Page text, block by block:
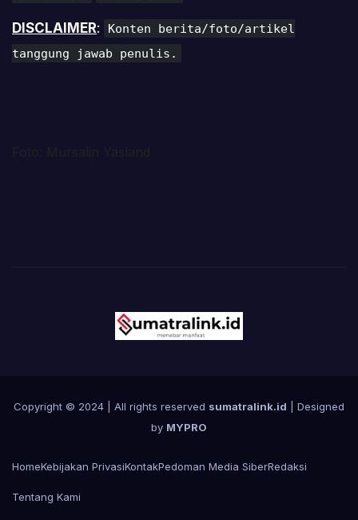
DISCLAIMER:
Konten berita/foto/artikel
tanggung jawab penulis.
Copyright © 2024 | All rights reserved sumatralink.id | Designed
by MYPRO
HomeKebijakan PrivasiKontakPedoman Media SiberRedaksi
Tentang Kami